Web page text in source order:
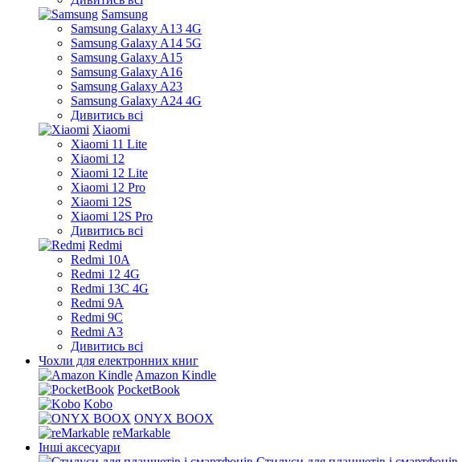
Samsung
Samsung Galaxy A13 4G
Samsung Galaxy A14 5G
Samsung Galaxy A15
Samsung Galaxy A16
Samsung Galaxy A23
Samsung Galaxy A24 4G
Дивитись всі
Xiaomi
Xiaomi 11 Lite
Xiaomi 12
Xiaomi 12 Lite
Xiaomi 12 Pro
Xiaomi 12S
Xiaomi 12S Pro
Дивитись всі
Redmi
Redmi 10A
Redmi 12 4G
Redmi 13C 4G
Redmi 9A
Redmi 9C
Redmi A3
Дивитись всі
Чохли для електронних книг
Amazon Kindle
PocketBook
Kobo
ONYX BOOX
reMarkable
Інші аксесуари